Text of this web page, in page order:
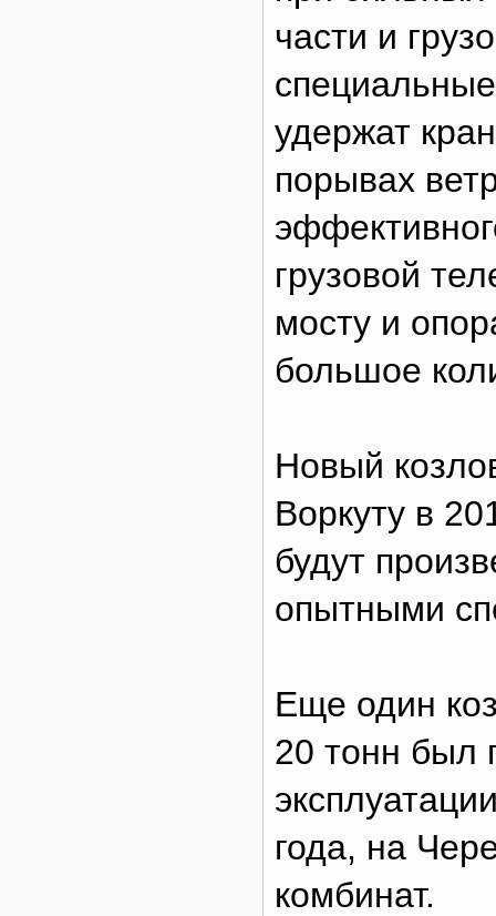
части и
удержат
порывах
грузовой
мосту и
большое
Новый
Воркуту в
будут
опытными
Еще один
20 тонн был
года, на
комбинат.